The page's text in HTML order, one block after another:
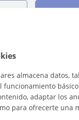
18€/h
Susana
Mislata, Pa...
almacena datos,
funcionamiento
adaptar los
para ofrecerte una